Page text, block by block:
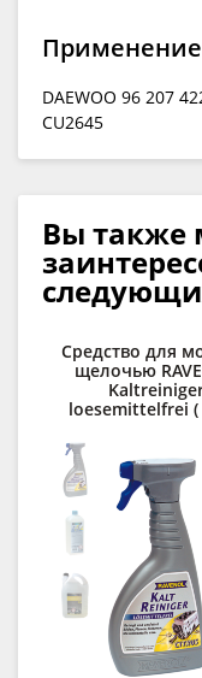
Применение
DAEWOO 96 207
CU2645
Вы также
Средство для
щелочью
loesemittelfrei (